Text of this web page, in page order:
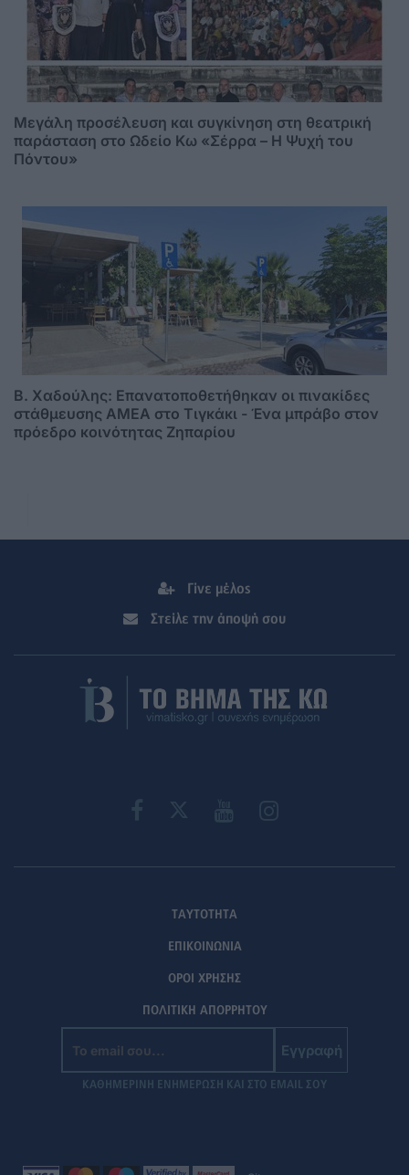
Μεγάλη προσέλευση και συγκίνηση στη θεατρική
παράσταση στο Ωδείο Κω «Σέρρα – Η Ψυχή του
Πόντου»
B. Xαδούλης: Επανατοποθετήθηκαν οι πινακίδες
στάθμευσης ΑMΕΑ στο Τιγκάκι - Ένα μπράβο στον
πρόεδρο κοινότητας Ζηπαρίου
Γίνε μέλος
Στείλε την άποψή σου
ΤΑΥΤΟΤΗΤΑ
ΕΠΙΚΟΙΝΩΝΙΑ
ΟΡΟΙ ΧΡΗΣΗΣ
ΠΟΛΙΤΙΚΗ ΑΠΟΡΡΗΤΟΥ
Εγγραφή
ΚΑΘΗΜΕΡΙΝΗ ΕΝΗΜΕΡΩΣΗ ΚΑΙ ΣΤΟ EMAIL ΣΟΥ